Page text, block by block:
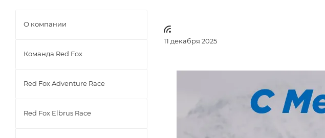
11 декабря 2025
О компании
Команда Red Fox
Red Fox Adventure Race
Red Fox Elbrus Race